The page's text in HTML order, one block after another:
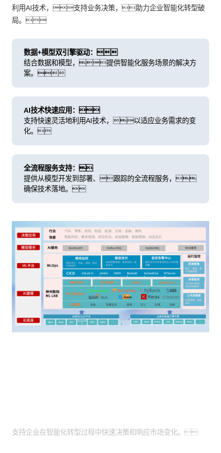
利用AI技术，支持业务决策，助力企业智能化转型破
局。
数据+模型双引擎驱动：
结合数据和模型，提供智能化服务场景的解决方
案。
AI技术快速应用：
支持快速灵活地利用AI技术，以适应业务需求的变
化。
全流程服务支持：
提供从模型开发到部署、跟踪的全流程服务，
确保技术落地。
支持企业在智能化转型过程中快速决策和响应市场变化。